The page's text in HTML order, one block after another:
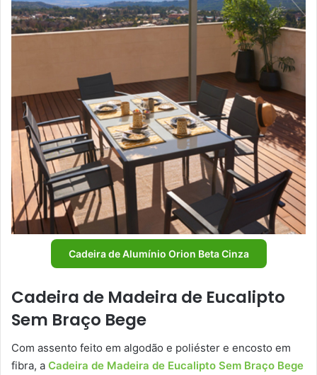
Cadeira de Alumínio Orion Beta Cinza
Cadeira de Madeira de Eucalipto
Sem Braço Bege
Com assento feito em algodão e poliéster e encosto em
fibra, a Cadeira de Madeira de Eucalipto Sem Braço Bege